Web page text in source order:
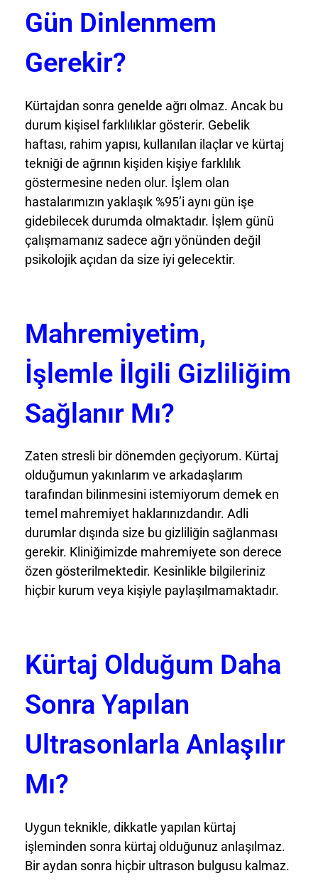
Gün Dinlenmem
Gerekir?
Kürtajdan sonra genelde ağrı olmaz. Ancak bu
durum kişisel farklılıklar gösterir. Gebelik
haftası, rahim yapısı, kullanılan ilaçlar ve kürtaj
tekniği de ağrının kişiden kişiye farklılık
göstermesine neden olur. İşlem olan
hastalarımızın yaklaşık %95’i aynı gün işe
gidebilecek durumda olmaktadır. İşlem günü
çalışmamanız sadece ağrı yönünden değil
psikolojik açıdan da size iyi gelecektir.
Mahremiyetim,
İşlemle İlgili Gizliliğim
Sağlanır Mı?
Zaten stresli bir dönemden geçiyorum. Kürtaj
olduğumun yakınlarım ve arkadaşlarım
tarafından bilinmesini istemiyorum demek en
temel mahremiyet haklarınızdandır. Adli
durumlar dışında size bu gizliliğin sağlanması
gerekir. Kliniğimizde mahremiyete son derece
özen gösterilmektedir. Kesinlikle bilgileriniz
hiçbir kurum veya kişiyle paylaşılmamaktadır.
Kürtaj Olduğum Daha
Sonra Yapılan
Ultrasonlarla Anlaşılır
Mı?
Uygun teknikle, dikkatle yapılan kürtaj
işleminden sonra kürtaj olduğunuz anlaşılmaz.
Bir aydan sonra hiçbir ultrason bulgusu kalmaz.